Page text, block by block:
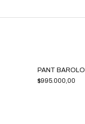
PANT BAROLO
$995.000,00